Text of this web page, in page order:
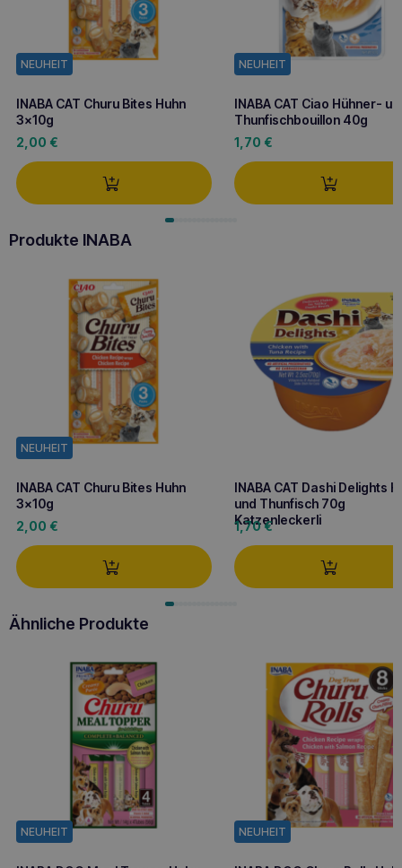
NEUHEIT
INABA CAT Churu Bites Huhn
3x10g
2,00 €
NEUHEIT
INABA CAT Ciao Hühner-
Thunfischbouillon 40g
1,70 €
Produkte INABA
NEUHEIT
INABA CAT Churu Bites Huhn
3x10g
2,00 €
INABA CAT Dashi Delights
und Thunfisch 70g
Katzenleckerli
1,70€
Ähnliche Produkte
NEUHEIT NEUHEIT